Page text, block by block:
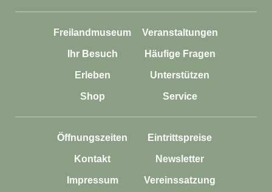
Freilandmuseum Veranstaltungen
Ihr Besuch Häufige Fragen
Erleben Unterstützen
Shop Service
Öffnungszeiten Eintrittspreise
Kontakt Newsletter
Impressum Vereinssatzung